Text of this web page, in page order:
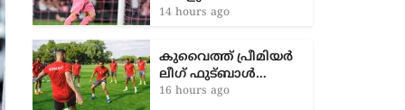
മെസ്സിയിസം
ഗോളും…
14 hours ago